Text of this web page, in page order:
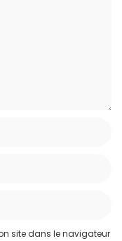
site dans le navigateur